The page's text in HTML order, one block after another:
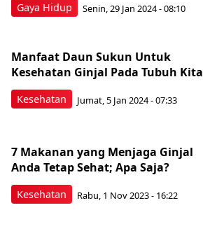
Gaya Hidup Senin, 29 Jan 2024 - 08:10
Kesehatan
Manfaat Daun Sukun Untuk
Kesehatan Ginjal Pada Tubuh Kita
Jumat, 5 Jan 2024 - 07:33
Kesehatan
7 Makanan yang Menjaga Ginjal
Anda Tetap Sehat; Apa Saja?
Rabu, 1 Nov 2023 - 16:22